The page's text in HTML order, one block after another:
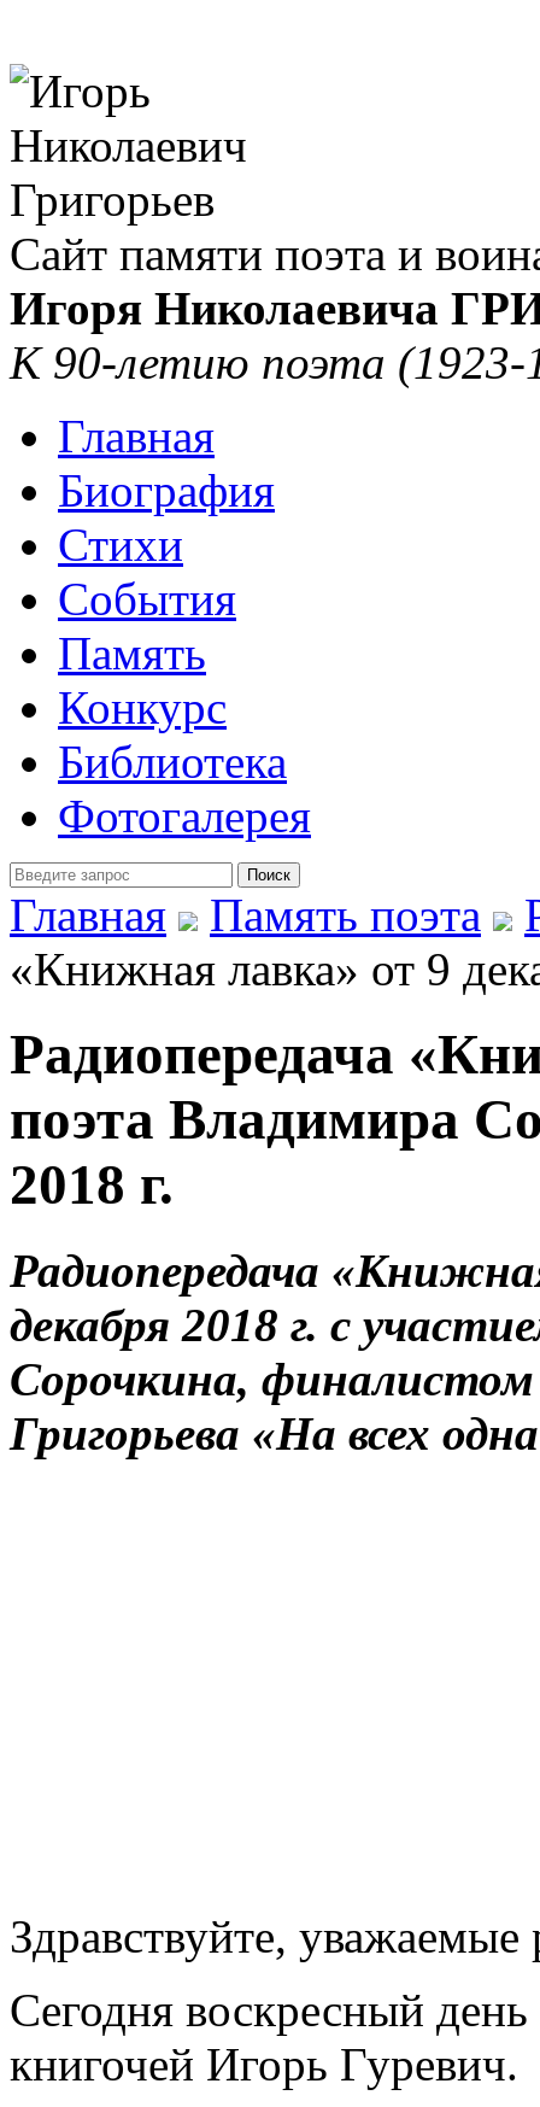
Сайт памяти поэта и
Игоря Николаевича
К 90-летию поэта (1923-
Главная
Биография
Стихи
События
Память
Конкурс
Библиотека
Фотогалерея
Главная
Память поэта
«Книжная лавка» от 9
Радиопередача
поэта Владимира
2018 г.
Радиопередача
декабря 2018 г. с
Сорочкина, финалистом
Григорьева «На всех
Здравствуйте,
Сегодня воскресный
книгочей Игорь Гуревич.